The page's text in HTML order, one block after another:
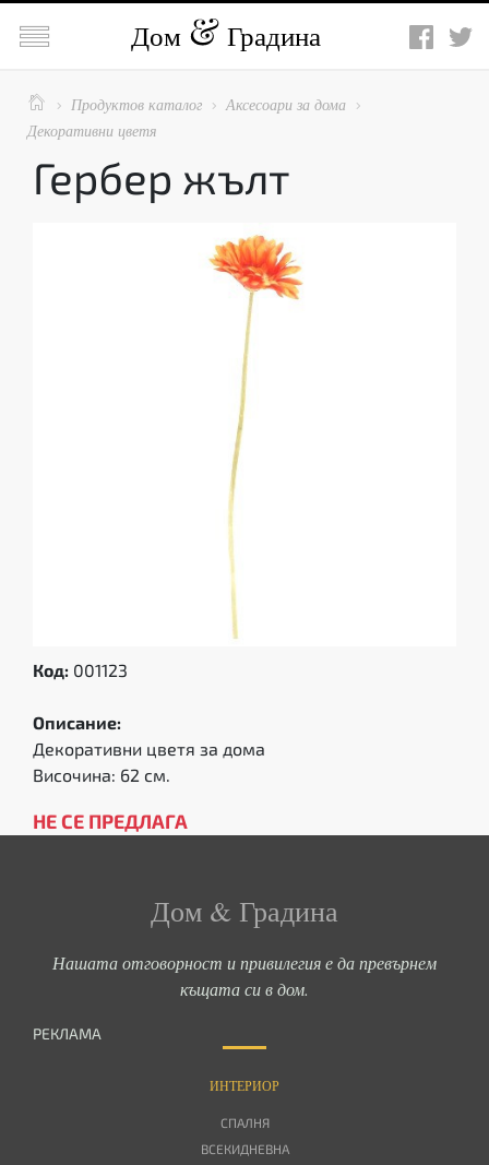
 Дом Градина
  Продуктов каталог  Аксесоари за дома 
Декоративни цветя
Гербер жълт
Код: 001123
Описание:
Декоративни цветя за дома
Височина: 62 см.
НЕ СЕ ПРЕДЛАГА
Дом & Градина
Нашата отговорност и привилегия е да превърнем
къщата си в дом.
РЕКЛАМА
ИНТЕРИОР
СПАЛНЯ
ВСЕКИДНЕВНА